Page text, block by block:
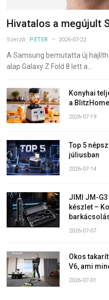
Hivatalos a megújult
Szerző: PÉTER 2026-07-22
A Samsung bemutatta új
alap Galaxy Z Fold 8 lett a…
Konyhai
a
2026-07-19
Top 5
júliusban
2026-07-14
JIMI JM-
készlet –
2026-07-07
Okos
V6, ami
2026-07-01